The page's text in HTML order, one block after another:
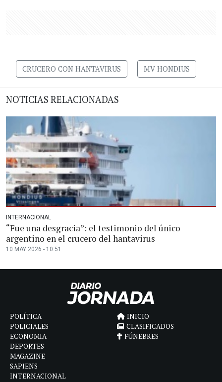
CRUCERO CON HANTAVIRUS MV HONDIUS
NOTICIAS RELACIONADAS
INTERNACIONAL
“Fue una desgracia”: el testimonio del único
argentino en el crucero del hantavirus
10 MAY 2026 - 10:51
POLÍTICA
POLICIALES
ECONOMIA
DEPORTES
MAGAZINE
SAPIENS
INTERNACIONAL
INICIO
CLASIFICADOS
FÚNEBRES